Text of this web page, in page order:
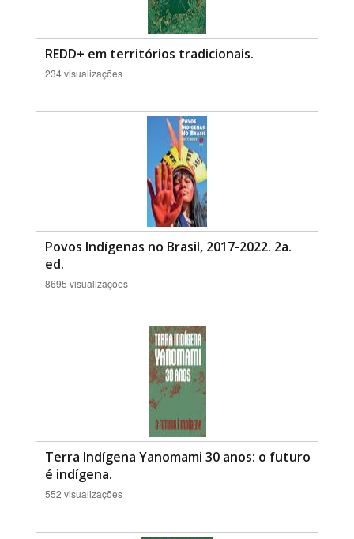
REDD+ em territórios tradicionais.
234 visualizações
Povos Indígenas no Brasil, 2017-2022. 2a.
ed.
8695 visualizações
Terra Indígena Yanomami 30 anos: o futuro
é indígena.
552 visualizações